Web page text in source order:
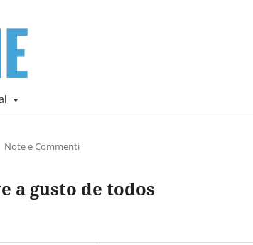
Note e Commenti
a gusto de todos